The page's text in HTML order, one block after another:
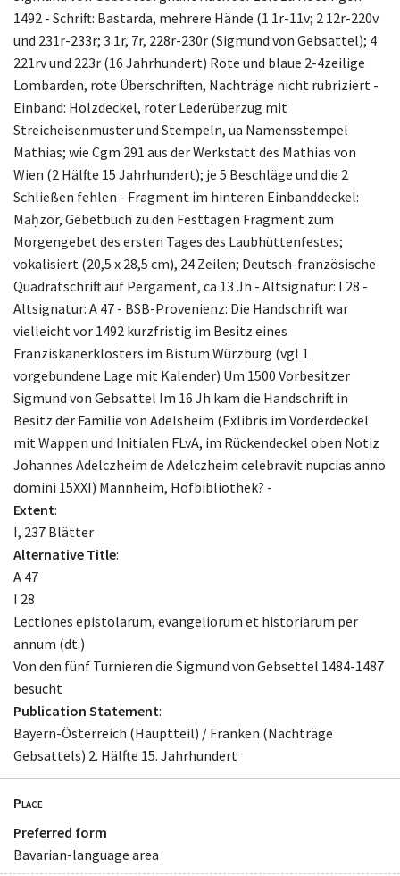
1492 - Schrift: Bastarda, mehrere Hände (1 1r-11v; 2 12r-220v
und 231r-233r; 3 1r, 7r, 228r-230r (Sigmund von Gebsattel); 4
221rv und 223r (16 Jahrhundert) Rote und blaue 2-4zeilige
Lombarden, rote Überschriften, Nachträge nicht rubriziert -
Einband: Holzdeckel, roter Lederüberzug mit
Streicheisenmuster und Stempeln, ua Namensstempel
Mathias; wie Cgm 291 aus der Werkstatt des Mathias von
Wien (2 Hälfte 15 Jahrhundert); je 5 Beschläge und die 2
Schließen fehlen - Fragment im hinteren Einbanddeckel:
Maḥzōr, Gebetbuch zu den Festtagen Fragment zum
Morgengebet des ersten Tages des Laubhüttenfestes;
vokalisiert (20,5 x 28,5 cm), 24 Zeilen; Deutsch-französische
Quadratschrift auf Pergament, ca 13 Jh - Altsignatur: I 28 -
Altsignatur: A 47 - BSB-Provenienz: Die Handschrift war
vielleicht vor 1492 kurzfristig im Besitz eines
Franziskanerklosters im Bistum Würzburg (vgl 1
vorgebundene Lage mit Kalender) Um 1500 Vorbesitzer
Sigmund von Gebsattel Im 16 Jh kam die Handschrift in
Besitz der Familie von Adelsheim (Exlibris im Vorderdeckel
mit Wappen und Initialen FLvA, im Rückendeckel oben Notiz
Johannes Adelczheim de Adelczheim celebravit nupcias anno
domini 15XXI) Mannheim, Hofbibliothek? -
Extent:
I, 237 Blätter
Alternative Title:
A 47
I 28
Lectiones epistolarum, evangeliorum et historiarum per
annum (dt.)
Von den fünf Turnieren die Sigmund von Gebsettel 1484-1487
besucht
Publication Statement:
Bayern-Österreich (Hauptteil) / Franken (Nachträge
Gebsattels) 2. Hälfte 15. Jahrhundert
Place
Preferred form
Bavarian-language area